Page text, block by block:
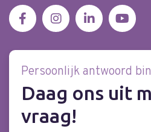
Persoonlijk antwoord
Daag ons uit
vraag!